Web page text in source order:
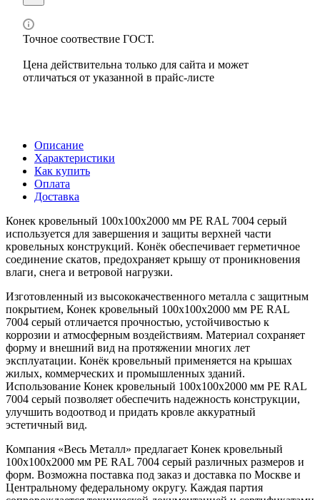
Точное соотвествие ГОСТ.
Цена действительна только для сайта и может
отличаться от указанной в прайс-листе
Описание
Характеристики
Как купить
Оплата
Доставка
Конек кровельный 100х100х2000 мм PE RAL 7004 серый
используется для завершения и защиты верхней части
кровельных конструкций. Конёк обеспечивает герметичное
соединение скатов, предохраняет крышу от проникновения
влаги, снега и ветровой нагрузки.
Изготовленный из высококачественного металла с защитным
покрытием, Конек кровельный 100х100х2000 мм PE RAL
7004 серый отличается прочностью, устойчивостью к
коррозии и атмосферным воздействиям. Материал сохраняет
форму и внешний вид на протяжении многих лет
эксплуатации. Конёк кровельный применяется на крышах
жилых, коммерческих и промышленных зданий.
Использование Конек кровельный 100х100х2000 мм PE RAL
7004 серый позволяет обеспечить надежность конструкции,
улучшить водоотвод и придать кровле аккуратный
эстетичный вид.
Компания «Весь Металл» предлагает Конек кровельный
100х100х2000 мм PE RAL 7004 серый различных размеров и
форм. Возможна поставка под заказ и доставка по Москве и
Центральному федеральному округу. Каждая партия